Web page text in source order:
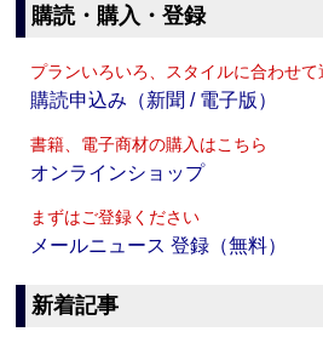
購読・購入・登録
プランいろいろ、スタイルに合わせて
購読申込み（新聞 / 電子版）
書籍、電子商材の購入はこちら
オンラインショップ
まずはご登録ください
メールニュース 登録（無料）
新着記事